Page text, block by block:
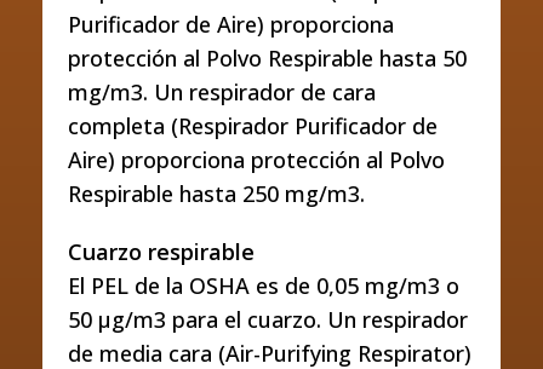
Purificador de Aire) proporciona
protección al Polvo Respirable hasta 50
mg/m3. Un respirador de cara
completa (Respirador Purificador de
Aire) proporciona protección al Polvo
Respirable hasta 250 mg/m3.
Cuarzo respirable
El PEL de la OSHA es de 0,05 mg/m3 o
50 μg/m3 para el cuarzo. Un respirador
de media cara (Air-Purifying Respirator)